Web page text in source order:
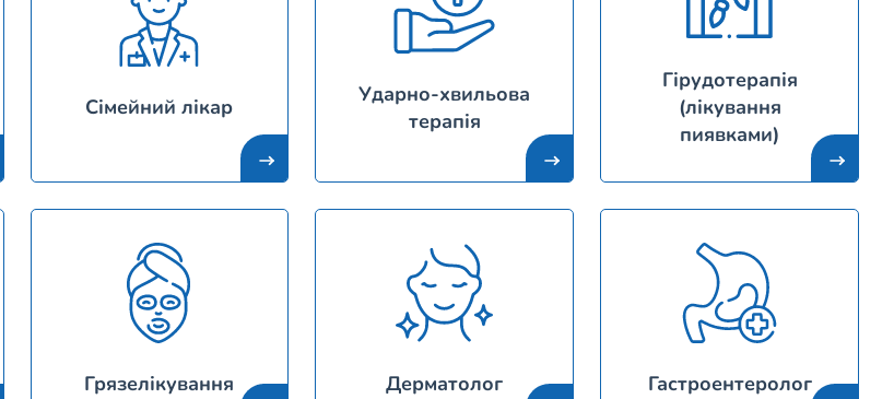
Сімейний лікар
Ударно-хвильова
терапія
Гірудотерапія
(лікування
пиявками)
Грязелікування Дерматолог Гастроентеролог